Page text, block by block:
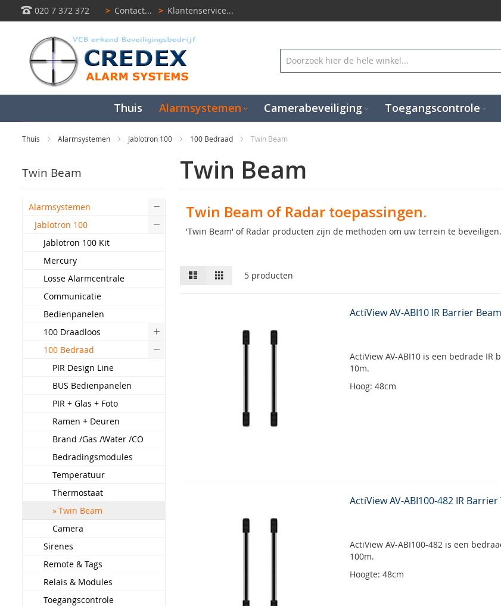
020 7 372 372 > Contact... > Klantenservice...
Thuis Alarmsystemen Camerabeveiliging Toegangscontrole
Thuis Alarmsystemen Jablotron 100 100 Bedraad Twin Beam
Twin Beam
Twin Beam of Radar toepassingen.
'Twin Beam' of Radar producten zijn de methoden om uw terrein te beveiligen.
Lijst Raster
5producten
ActiView AV-ABI10 IR Barrier
ActiView AV-ABI10 is een bedrade IR
10m.
Hoog: 48cm
ActiView AV-ABI100-482 IR
ActiView AV-ABI100-482 is een
100m.
Hoogte: 48cm
Twin Beam
Alarmsystemen
Jablotron 100
Jablotron 100 Kit
Mercury
Losse Alarmcentrale
Communicatie
Bedienpanelen
100 Draadloos
100 Bedraad
PIR Design Line
BUS Bedienpanelen
PIR + Glas + Foto
Ramen + Deuren
Brand /Gas /Water /CO
Bedradingsmodules
Temperatuur
Thermostaat
Twin Beam
Camera
Sirenes
Remote & Tags
Relais & Modules
Toegangscontrole